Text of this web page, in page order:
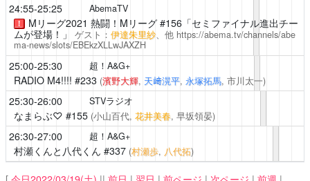
24:55-25:25 AbemaTV
！ Mリーグ2021 熱闘！Mリーグ #156「セミファイナル進出チー
ムが登場！」 ゲスト： 伊達朱里紗、他 https://abema.tv/channels/abe
ma-news/slots/EBEkzXLLwJAXZH
25:00-25:30 超！A&G+
RADIO M4!!!! #233 (濱野大輝, 天﨑滉平, 永塚拓馬, 市川太一)
25:30-26:00 STVラジオ
なまらぶ♡ #155 (小山百代, 花井美春, 早坂領晏)
26:30-27:00 超！A&G+
村瀬くんと八代くん #337 (村瀬歩, 八代拓)